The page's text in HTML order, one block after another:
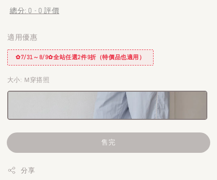
總分: 0 - 0 評價
適用優惠
✿7/31～8/9✿全站任選2件9折（特價品也適用）
大小: Ｍ穿搭照
售完
分享